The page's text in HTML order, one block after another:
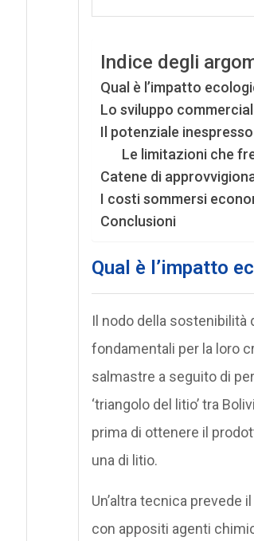
Indice degli
Qual è l’impatto
Lo sviluppo
Il potenziale
Le limitazioni che
Catene di
I costi sommersi
Conclusioni
Qual è l’impatto
Il nodo della sostenibilità
fondamentali per la loro
salmastre a seguito di
‘triangolo del litio’ tra
prima di ottenere il
una di litio.
Un’altra tecnica
con appositi agenti